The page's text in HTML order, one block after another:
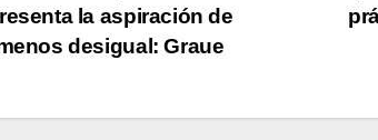
la aspiración de
desigual: Graue